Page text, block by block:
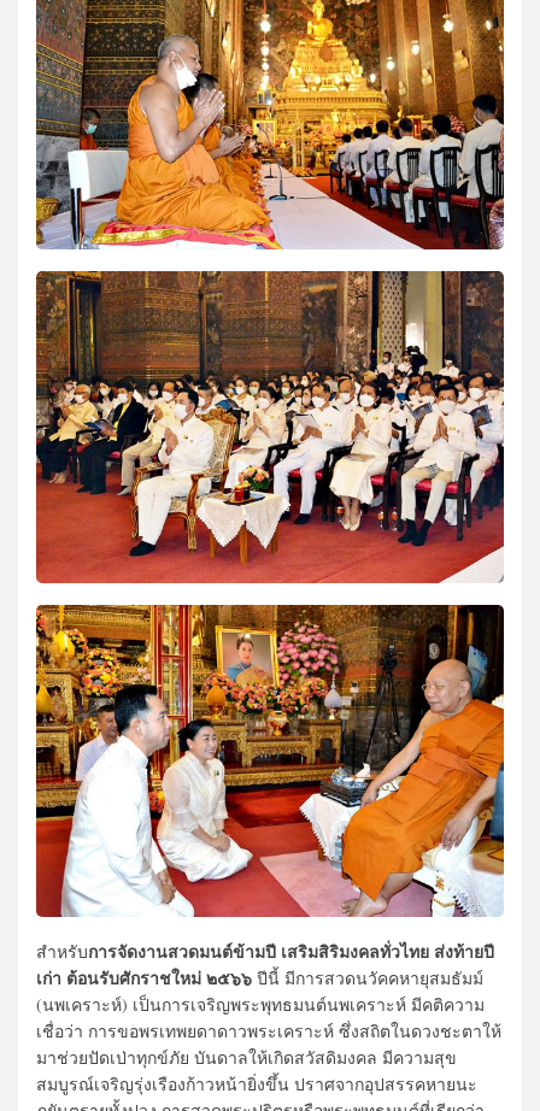
สำหรับการจัดงานสวดมนต์ข้ามปี เสริมสิริมงคลทั่วไทย ส่งท้ายปี
เก่า ต้อนรับศักราชใหม่ ๒๕๖๖ ปีนี้ มีการสวดนวัคคหายุสมธัมม์
(นพเคราะห์) เป็นการเจริญพระพุทธมนต์นพเคราะห์ มีคติความ
เชื่อว่า การขอพรเทพยดาดาวพระเคราะห์ ซึ่งสถิตในดวงชะตาให้
มาช่วยปัดเป่าทุกข์ภัย บันดาลให้เกิดสวัสดิมงคล มีความสุข
สมบูรณ์เจริญรุ่งเรืองก้าวหน้ายิ่งขึ้น ปราศจากอุปสรรคหายนะ